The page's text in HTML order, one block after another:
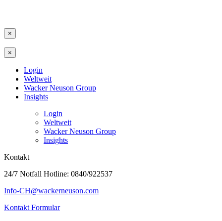
×
×
Login
Weltweit
Wacker Neuson Group
Insights
Login
Weltweit
Wacker Neuson Group
Insights
Kontakt
24/7 Notfall Hotline: 0840/922537
Info-CH@wackerneuson.com
Kontakt Formular